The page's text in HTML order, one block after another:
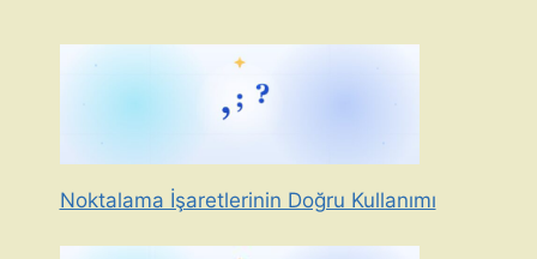
Noktalama İşaretlerinin Doğru Kullanımı